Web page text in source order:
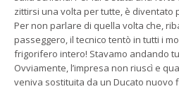
zittirsi una volta per tutte, è diventato
Per non parlare di quella volta che,
passeggero, il tecnico tentò in tutti i
frigorifero intero! Stavamo andando
Ovviamente, l’impresa non riuscì e
veniva sostituita da un Ducato nuovo